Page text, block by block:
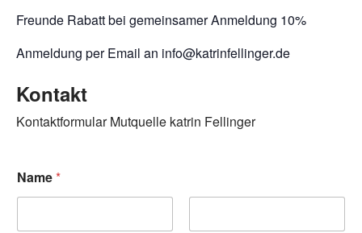
Freunde Rabatt bei gemeinsamer Anmeldung 10%
Anmeldung per Email an info@katrinfellinger.de
Kontakt
Kontaktformular Mutquelle katrin Fellinger
Name*